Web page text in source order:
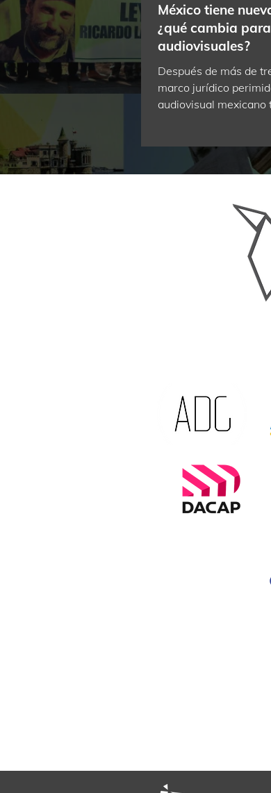
México tiene
¿qué cambia
audiovisuales?
Después de más de
marco jurídico
audiovisual mexicano
legislación que lo
creadores frente a
En abril de 2026, el
Federal de Cine y el
votos a favor, se
de cinematografía
una normativa